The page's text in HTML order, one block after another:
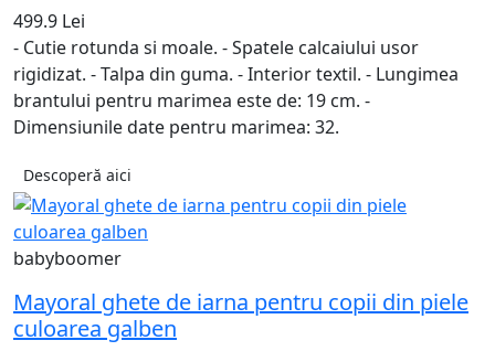
499.9 Lei
- Cutie rotunda si moale. - Spatele calcaiului usor
rigidizat. - Talpa din guma. - Interior textil. - Lungimea
brantului pentru marimea este de: 19 cm. -
Dimensiunile date pentru marimea: 32.
Descoperă aici
babyboomer
Mayoral ghete de iarna pentru copii din piele
culoarea galben